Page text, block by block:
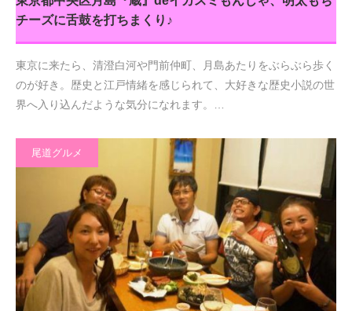
チーズに舌鼓を打ちまくり♪
東京に来たら、清澄白河や門前仲町、月島あたりをぶらぶら歩く
のが好き。歴史と江戸情緒を感じられて、大好きな歴史小説の世
界へ入り込んだような気分になれます。…
尾道グルメ